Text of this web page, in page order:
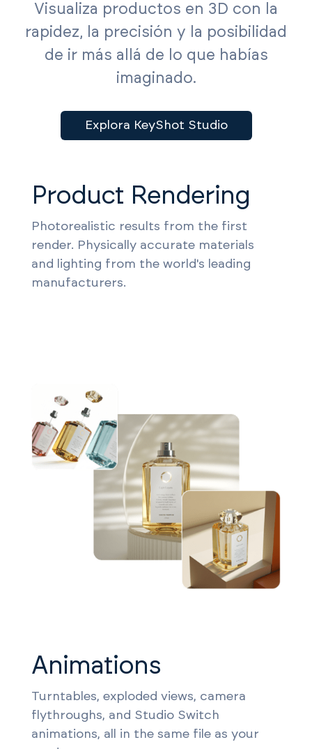
Visualiza productos en 3D con la
rapidez, la precisión y la posibilidad
de ir más allá de lo que habías
imaginado.
Explora KeyShot Studio
Product Rendering
Photorealistic results from the first
render. Physically accurate materials
and lighting from the world's leading
manufacturers.
Animations
Turntables, exploded views, camera
flythroughs, and Studio Switch
animations, all in the same file as your